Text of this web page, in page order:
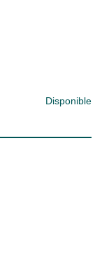
Disponible